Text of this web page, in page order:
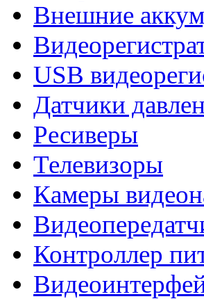
Внешние
USB
Датчики
Ресиверы
Телевизоры
Камеры
Контроллер